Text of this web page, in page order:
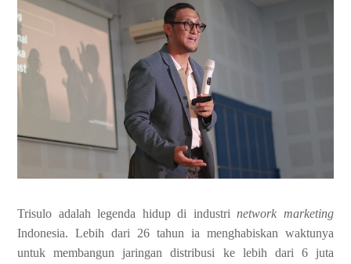
Trisulo adalah legenda hidup di industrinetwork marketing
Indonesia. Lebih dari 26 tahun ia menghabiskan waktunya
untuk membangun jaringan distribusi ke lebih dari 6 juta